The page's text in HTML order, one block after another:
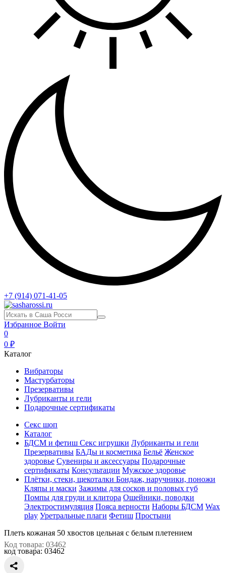
+7 (914) 071-41-05
Избранное Войти
0
0 ₽
Каталог
Вибраторы
Мастурбаторы
Презервативы
Лубриканты и гели
Подарочные сертификаты
Секс шоп
Каталог
БДСМ и фетиш Секс игрушки Лубриканты и гели
Презервативы БАДы и косметика Бельё Женское
здоровье Сувениры и аксессуары Подарочные
сертификаты Консультации Мужское здоровье
Плётки, стеки, щекоталки Бондаж, наручники, поножи
Кляпы и маски Зажимы для сосков и половых губ
Помпы для груди и клитора Ошейники, поводки
Электростимуляция Пояса верности Наборы БДСМ Wax
play Уретральные плаги Фетиш Простыни
Плеть кожаная 50 хвостов цельная с белым плетением
Код товара: 03462
код товара: 03462